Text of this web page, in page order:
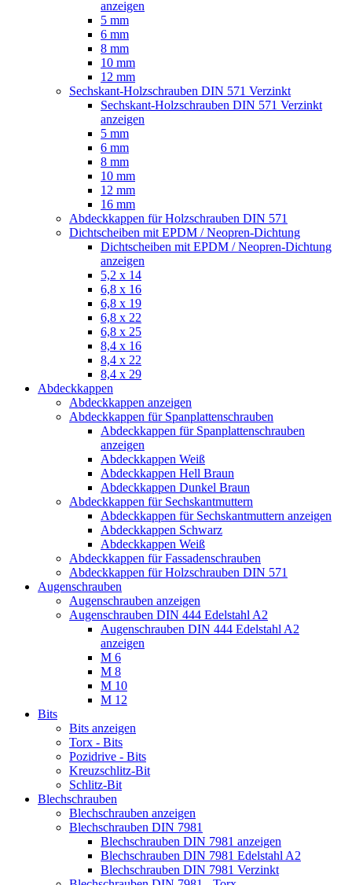
anzeigen
5 mm
6 mm
8 mm
10 mm
12 mm
Sechskant-Holzschrauben DIN 571 Verzinkt
Sechskant-Holzschrauben DIN 571 Verzinkt
anzeigen
5 mm
6 mm
8 mm
10 mm
12 mm
16 mm
Abdeckkappen für Holzschrauben DIN 571
Dichtscheiben mit EPDM / Neopren-Dichtung
Dichtscheiben mit EPDM / Neopren-Dichtung
anzeigen
5,2 x 14
6,8 x 16
6,8 x 19
6,8 x 22
6,8 x 25
8,4 x 16
8,4 x 22
8,4 x 29
Abdeckkappen
Abdeckkappen anzeigen
Abdeckkappen für Spanplattenschrauben
Abdeckkappen für Spanplattenschrauben
anzeigen
Abdeckkappen Weiß
Abdeckkappen Hell Braun
Abdeckkappen Dunkel Braun
Abdeckkappen für Sechskantmuttern
Abdeckkappen für Sechskantmuttern anzeigen
Abdeckkappen Schwarz
Abdeckkappen Weiß
Abdeckkappen für Fassadenschrauben
Abdeckkappen für Holzschrauben DIN 571
Augenschrauben
Augenschrauben anzeigen
Augenschrauben DIN 444 Edelstahl A2
Augenschrauben DIN 444 Edelstahl A2
anzeigen
M 6
M 8
M 10
M 12
Bits
Bits anzeigen
Torx - Bits
Pozidrive - Bits
Kreuzschlitz-Bit
Schlitz-Bit
Blechschrauben
Blechschrauben anzeigen
Blechschrauben DIN 7981
Blechschrauben DIN 7981 anzeigen
Blechschrauben DIN 7981 Edelstahl A2
Blechschrauben DIN 7981 Verzinkt